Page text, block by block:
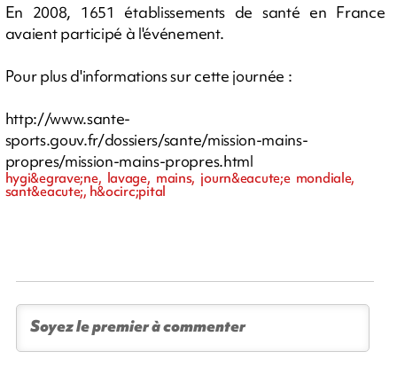
En 2008, 1651 établissements de santé en France
avaient participé à l'événement.
Pour plus d'informations sur cette journée :
http://www.sante-
sports.gouv.fr/dossiers/sante/mission-mains-
propres/mission-mains-propres.html
hygi&egrave;ne, lavage, mains, journ&eacute;e mondiale,
sant&eacute;, h&ocirc;pital